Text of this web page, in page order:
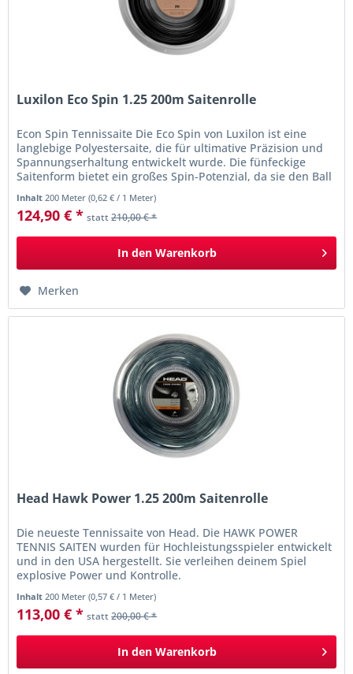
Luxilon Eco Spin 1.25 200m Saitenrolle
Econ Spin Tennissaite Die Eco Spin von Luxilon ist eine
langlebige Polyestersaite, die für ultimative Präzision und
Spannungserhaltung entwickelt wurde. Die fünfeckige
Saitenform bietet ein großes Spin-Potenzial, da sie den Ball
Inhalt200 Meter(0,62 € / 1 Meter)
124,90 € * statt210,00 € *
In den Warenkorb
Merken
Head Hawk Power 1.25 200m Saitenrolle
Die neueste Tennissaite von Head. Die HAWK POWER
TENNIS SAITEN wurden für Hochleistungsspieler entwickelt
und in den USA hergestellt. Sie verleihen deinem Spiel
explosive Power und Kontrolle.
Inhalt200 Meter(0,57 € / 1 Meter)
113,00 € * statt200,00 € *
In den Warenkorb